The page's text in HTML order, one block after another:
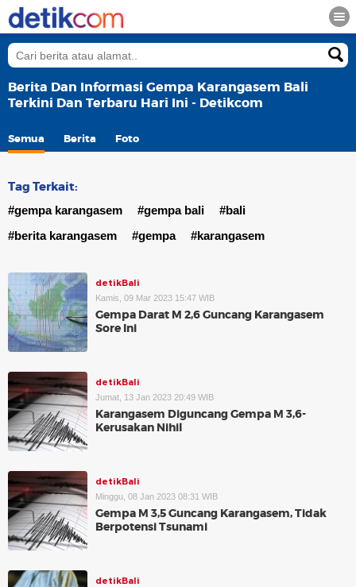
Berita Dan Informasi Gempa Karangasem Bali
Terkini Dan Terbaru Hari Ini - Detikcom
Semua Berita Foto
Tag Terkait:
#gempa karangasem #gempa bali
#bali
#berita karangasem
#gempa #karangasem
detikBali
Kamis, 09 Mar 2023 15:47 WIB
Gempa Darat M 2,6 Guncang Karangasem
Sore Ini
detikBali
Jumat, 13 Jan 2023 20:49 WIB
Karangasem Diguncang Gempa M 3,6-
Kerusakan Nihil
detikBali
Minggu, 08 Jan 2023 08:31 WIB
Gempa M 3,5 Guncang Karangasem, Tidak
Berpotensi Tsunami
detikBali